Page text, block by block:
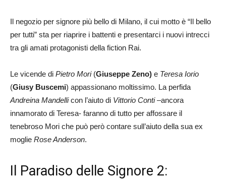
Il negozio per signore più bello di Milano, il cui motto è “Il bello
per tutti” sta per riaprire i battenti e presentarci i nuovi intrecci
tra gli amati protagonisti della fiction Rai.
Le vicende di Pietro Mori(Giuseppe Zeno) e Teresa Iorio
(Giusy Buscemi) appassionano moltissimo. La perfida
Andreina Mandellicon l’aiuto di Vittorio Conti–ancora
innamorato di Teresa- faranno di tutto per affossare il
tenebroso Mori che può però contare sull’aiuto della sua ex
moglie Rose Anderson.
Il Paradiso delle Signore 2: